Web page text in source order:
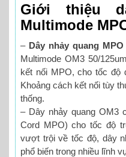
Giới thiệu
Multimode
– Dây nhảy quang MPO
Multimode OM3 50/
kết nối MPO, cho tốc độ
Khoảng cách kết nối tùy
thống.
– Dây nhảy quang OM3
Cord MPO) cho tốc độ
vượt trội về tốc độ, dây
phổ biến trong nhiều lĩnh